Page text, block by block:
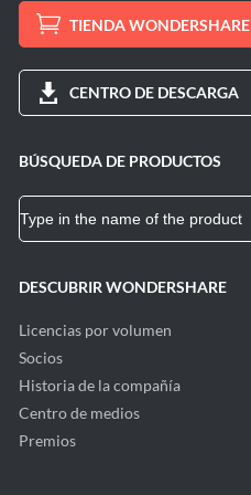
TIENDA WONDERSHARE
CENTRO DE DESCARGA
BÚSQUEDA DE PRODUCTOS
DESCUBRIR WONDERSHARE
Licencias por volumen
Socios
Historia de la compañía
Centro de medios
Premios